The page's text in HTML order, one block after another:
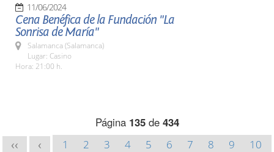
11/06/2024
Cena Benéfica de la Fundación "La
Sonrisa de María"
Salamanca (Salamanca)
Lugar: Casino
Hora: 21:00 h.
Página 135de 434
<< < 1 2 3 4 5 6 7 8 9
10